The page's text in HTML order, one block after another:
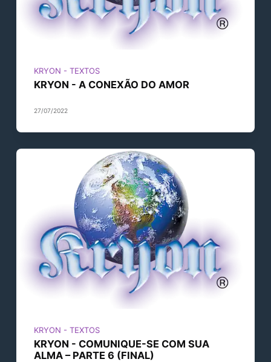
KRYON - TEXTOS
KRYON - A CONEXÃO DO AMOR
27/07/2022
KRYON - TEXTOS
KRYON - COMUNIQUE-SE COM SUA
ALMA – PARTE 6 (FINAL)